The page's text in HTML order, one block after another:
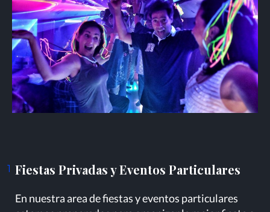
1 Fiestas Privadas y Eventos Particulares
En nuestra area de fiestas y eventos particulares